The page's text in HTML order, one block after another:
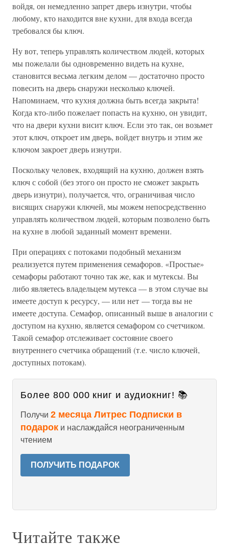
войдя, он немедленно запрет дверь изнутри, чтобы
любому, кто находится вне кухни, для входа всегда
требовался бы ключ.
Ну вот, теперь управлять количеством людей, которых
мы пожелали бы одновременно видеть на кухне,
становится весьма легким делом — достаточно просто
повесить на дверь снаружи несколько ключей.
Напоминаем, что кухня должна быть всегда закрыта!
Когда кто-либо пожелает попасть на кухню, он увидит,
что на двери кухни висит ключ. Если это так, он возьмет
этот ключ, откроет им дверь, войдет внутрь и этим же
ключом закроет дверь изнутри.
Поскольку человек, входящий на кухню, должен взять
ключ с собой (без этого он просто не сможет закрыть
дверь изнутри), получается, что, ограничивая число
висящих снаружи ключей, мы можем непосредственно
управлять количеством людей, которым позволено быть
на кухне в любой заданный момент времени.
При операциях с потоками подобный механизм
реализуется путем применения семафоров. «Простые»
семафоры работают точно так же, как и мутексы. Вы
либо являетесь владельцем мутекса — в этом случае вы
имеете доступ к ресурсу, — или нет — тогда вы не
имеете доступа. Семафор, описанный выше в аналогии с
доступом на кухню, является семафором со счетчиком.
Такой семафор отслеживает состояние своего
внутреннего счетчика обращений (т.е. число ключей,
доступных потокам).
Более 800 000 книг и аудиокниг! 📚
Получи 2 месяца Литрес Подписки в
подарок и наслаждайся неограниченным
чтением
ПОЛУЧИТЬ ПОДАРОК
Читайте также